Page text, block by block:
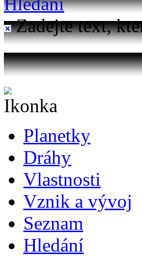
Zadejte text,
Planetky
Dráhy
Vlastnosti
Vznik a vývoj
Seznam
Hledání